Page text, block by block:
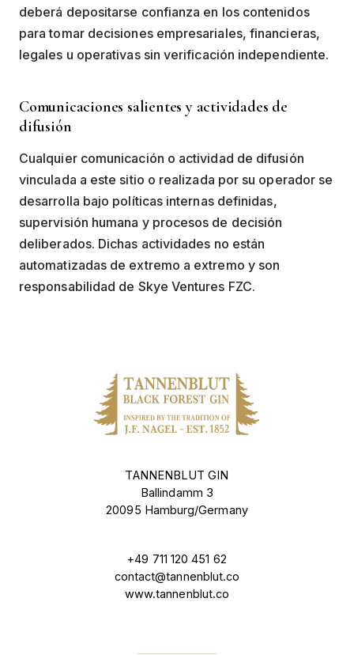
deberá depositarse confianza en los contenidos
para tomar decisiones empresariales, financieras,
legales u operativas sin verificación independiente.
Comunicaciones salientes y actividades de
difusión
Cualquier comunicación o actividad de difusión
vinculada a este sitio o realizada por su operador se
desarrolla bajo políticas internas definidas,
supervisión humana y procesos de decisión
deliberados. Dichas actividades no están
automatizadas de extremo a extremo y son
responsabilidad de Skye Ventures FZC.
TANNENBLUT GIN
Ballindamm 3
20095 Hamburg/Germany
+49 711 120 451 62
contact@tannenblut.co
www.tannenblut.co